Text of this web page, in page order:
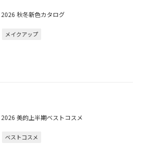
2026 秋冬新色カタログ
メイクアップ
2026 美的上半期ベストコスメ
ベストコスメ